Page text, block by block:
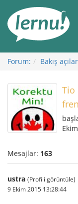
Görüntüleme
Forum: Bakış
Tio
Mesajlar: 163
ustra (Profili görüntüle)
9 Ekim 2015 13:28:44